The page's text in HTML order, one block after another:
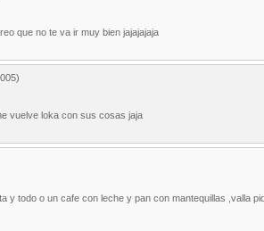
que no te va ir muy bien jajajajaja
vuelve loka con sus cosas jaja
y todo o un cafe con leche y pan con mantequillas ,valla